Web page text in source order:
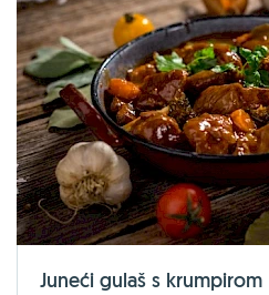
Juneći gulaš s krumpirom